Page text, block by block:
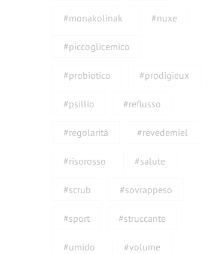
#monakolinak #nuxe
#piccoglicemico
#probiotico #prodigieux
#psillio #reflusso
#regolarità #revedemiel
#risorosso #salute
#scrub #sovrappeso
#sport #struccante
#umido #volume